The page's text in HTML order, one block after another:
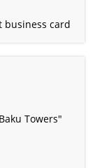
business card
Towers"